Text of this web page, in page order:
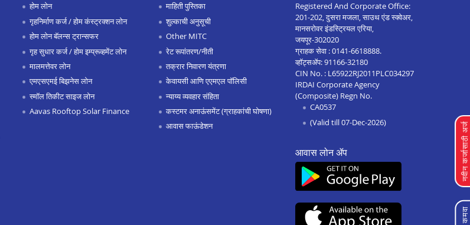
नवीन कर्जासाठी अर्ज
होम लोन
गृहनिर्माण कर्ज / होम कंस्ट्रक्शन लोन
होम लोन बॅलन्स ट्रान्सफर
गृह सुधार कर्ज / होम इम्प्रूव्हमेंट लोन
मालमत्तेवर लोन
एमएसएमई बिझनेस लोन
स्मॉल तिकीट साइज लोन
Aavas Rooftop Solar Finance
माहिती पुस्तिका
शुल्काची अनुसूची
Other MITC
रेट रूपांतरण/नीती
तक्रार निवारण यंत्रणा
केवायसी आणि एएमएल पॉलिसी
न्याय्य व्यवहार संहिता
कस्टमर अनाऊंसमेंट (ग्राहकांची घोषणा)
आवास फाऊंडेशन
Registered And Corporate Office:
201-202, दुसरा मजला, साउथ एंड स्क्वेअर,
मानसरोवर इंडस्ट्रियल एरिया,
जयपूर-302020
ग्राहक सेवा :0141-6618888.
व्हॉट्सॲप:91166-32180
CIN No. : L65922RJ2011PLC034297
IRDAI Corporate Agency
(Composite) Regn No.
CA0537
(Valid till 07-Dec-2026)
आवास लोन ॲप